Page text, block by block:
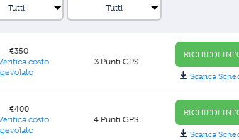
€350
costo
3 Punti GPS
RICHIEDI
Scarica
€400
costo
4 Punti GPS
RICHIEDI
Scarica